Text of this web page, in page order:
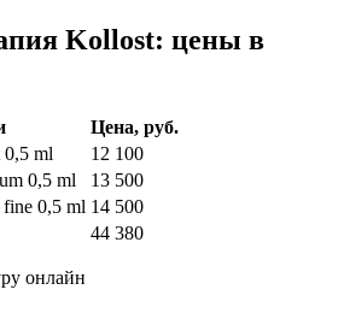
Kollost: цены в
Цена, руб.
ml
12 100
0,5 ml
13 500
0,5 ml 14 500
44 380
онлайн